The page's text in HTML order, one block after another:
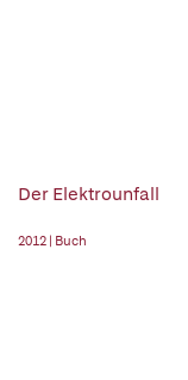
Der Elektrounfall
2012 | Buch